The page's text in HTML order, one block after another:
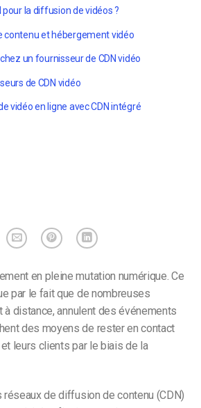
pour la diffusion de vidéos ?
contenu et hébergement vidéo
un fournisseur de CDN vidéo
de CDN vidéo
vidéo en ligne avec CDN intégré
en pleine mutation numérique. Ce
par le fait que de nombreuses
distance, annulent des événements
des moyens de rester en contact
leurs clients par le biais de la
de diffusion de contenu (CDN)